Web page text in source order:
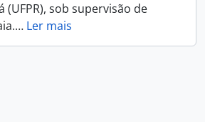
(UFPR), sob supervisão de
… Ler mais